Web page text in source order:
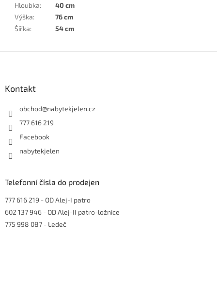
Hloubka:
40 cm
Výška:
76 cm
Šířka: 54 cm
Kontakt
obchod@nabytekjelen.cz
777 616 219
Facebook
nabytekjelen
Telefonní čísla do prodejen
777 616 219 - OD Alej-I patro
602 137 946 - OD Alej-II patro-ložnice
775 998 087 - Ledeč